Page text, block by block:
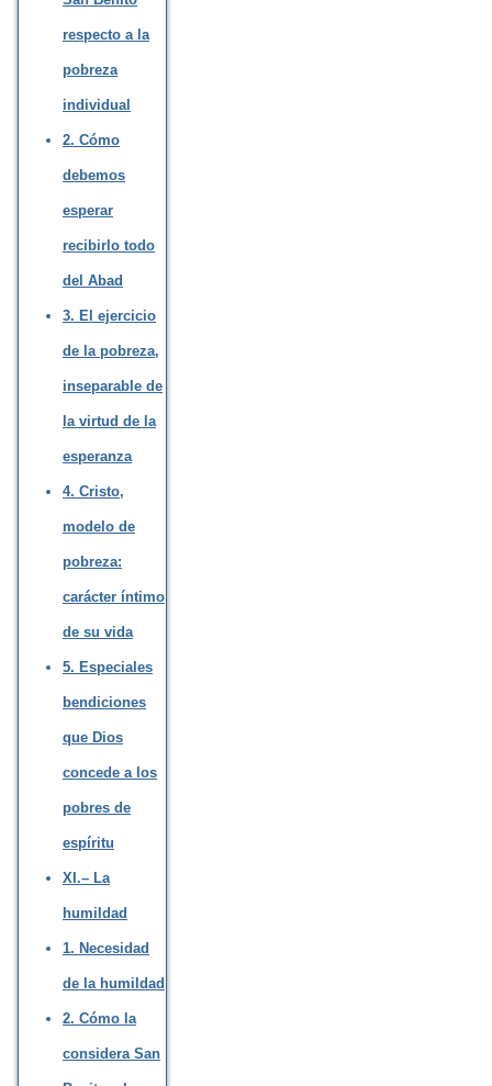
respecto a la
pobreza
individual
2. Cómo
debemos
esperar
recibirlo todo
del Abad
3. El ejercicio
de la pobreza,
inseparable de
la virtud de la
esperanza
4. Cristo,
modelo de
pobreza:
carácter íntimo
de su vida
5. Especiales
bendiciones
que Dios
concede a los
pobres de
espíritu
XI.– La
humildad
1. Necesidad
de la humildad
2. Cómo la
considera San